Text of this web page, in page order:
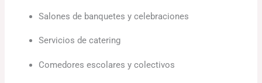
Salones de banquetes y celebraciones
Servicios de catering
Comedores escolares y colectivos